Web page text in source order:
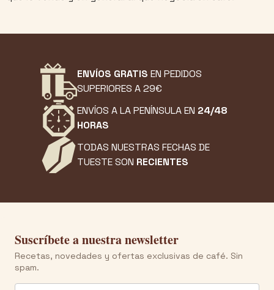
ENVÍOS GRATIS EN PEDIDOS
SUPERIORES A 29€
ENVÍOS A LA PENÍNSULA EN 24/48
HORAS
TODAS NUESTRAS FECHAS DE
TUESTE SON RECIENTES
Suscríbete a nuestra newsletter
Recetas, novedades y ofertas exclusivas de café. Sin
spam.